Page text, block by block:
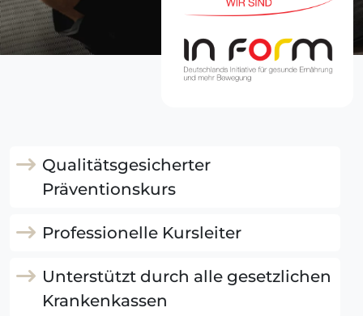
Qualitätsgesicherter
Präventionskurs
Professionelle Kursleiter
Unterstützt durch alle gesetzlichen
Krankenkassen